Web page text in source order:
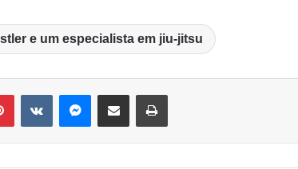
e um especialista em jiu-jitsu